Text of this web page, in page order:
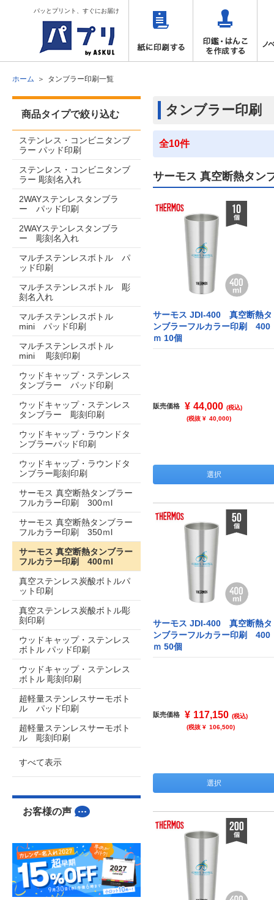
パッとプリント、すぐにお届け
ホーム タンブラー印刷一覧
タンブラー印刷
全10件
サーモス 真空断熱タ
サーモス JDI-400 真空断熱タ
ンブラーフルカラー印刷 400
ｍ 10個
販売価格 ¥ 44,000 (税込)
(税抜 ¥ 40,000)
選択
サーモス JDI-400 真空断熱タ
ンブラーフルカラー印刷 400
ｍ 50個
販売価格 ¥ 117,150 (税込)
(税抜 ¥ 106,500)
選択
商品タイプで絞り込む
ステンレス・コンビニタンブ
ラー パッド印刷
ステンレス・コンビニタンブ
ラー 彫刻名入れ
2WAYステンレスタンブラ
ー パッド印刷
2WAYステンレスタンブラ
ー 彫刻名入れ
マルチステンレスボトル パ
ッド印刷
マルチステンレスボトル 彫
刻名入れ
マルチステンレスボトル
mini パッド印刷
マルチステンレスボトル
mini 彫刻印刷
ウッドキャップ・ステンレス
タンブラー パッド印刷
ウッドキャップ・ステンレス
タンブラー 彫刻印刷
ウッドキャップ・ラウンドタ
ンブラーパッド印刷
ウッドキャップ・ラウンドタ
ンブラー彫刻印刷
サーモス 真空断熱タンブラー
フルカラー印刷 300ｍl
サーモス 真空断熱タンブラー
フルカラー印刷 350ｍl
サーモス 真空断熱タンブラー
フルカラー印刷 400ｍl
真空ステンレス炭酸ボトルパ
ット印刷
真空ステンレス炭酸ボトル彫
刻印刷
ウッドキャップ・ステンレス
ボトル パッド印刷
ウッドキャップ・ステンレス
ボトル 彫刻印刷
超軽量ステンレスサーモボト
ル パッド印刷
超軽量ステンレスサーモボト
ル 彫刻印刷
すべて表示
お客様の声